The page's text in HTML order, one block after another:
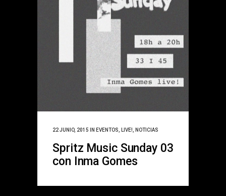
22 JUNIO, 2015 IN EVENTOS, LIVE!, NOTICIAS
Spritz Music Sunday 03
con Inma Gomes